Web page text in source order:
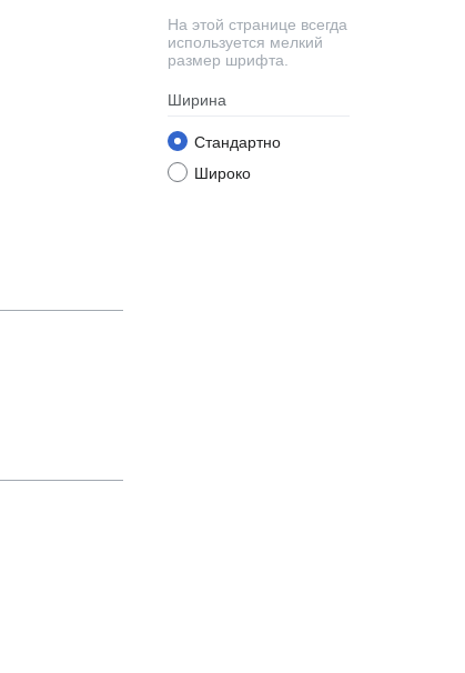
На этой странице всегда
используется мелкий
размер шрифта.
Ширина
Стандартно
Широко